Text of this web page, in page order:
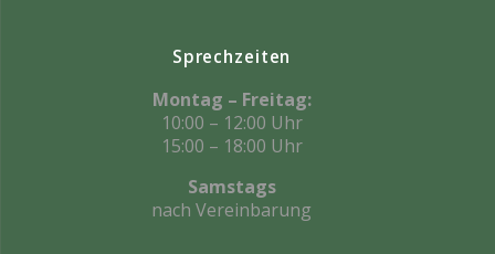
Sprechzeiten
Montag – Freitag:
10:00 – 12:00 Uhr
15:00 – 18:00 Uhr
Samstags
nach Vereinbarung